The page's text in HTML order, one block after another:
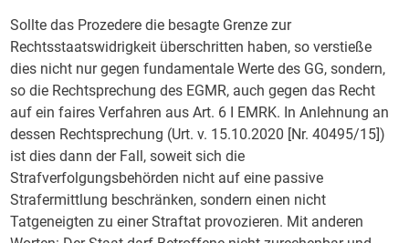
Sollte das Prozedere die besagte Grenze zur
Rechtsstaatswidrigkeit überschritten haben, so verstieße
dies nicht nur gegen fundamentale Werte des GG, sondern,
so die Rechtsprechung des EGMR, auch gegen das Recht
auf ein faires Verfahren aus Art. 6 I EMRK. In Anlehnung an
dessen Rechtsprechung (Urt. v. 15.10.2020 [Nr. 40495/15])
ist dies dann der Fall, soweit sich die
Strafverfolgungsbehörden nicht auf eine passive
Strafermittlung beschränken, sondern einen nicht
Tatgeneigten zu einer Straftat provozieren. Mit anderen